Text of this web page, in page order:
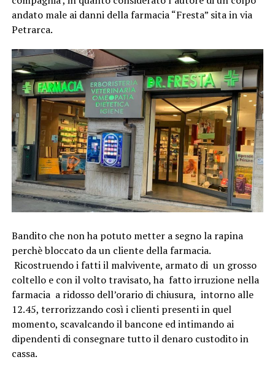
andato male ai danni della farmacia “Fresta” sita in via
Petrarca.
Bandito che non ha potuto metter a segno la rapina
perchè bloccato da un cliente della farmacia.
Ricostruendo i fatti il malvivente, armato di un grosso
coltello e con il volto travisato, ha fatto irruzione nella
farmacia a ridosso dell’orario di chiusura, intorno alle
12.45, terrorizzando così i clienti presenti in quel
momento, scavalcando il bancone ed intimando ai
dipendenti di consegnare tutto il denaro custodito in
cassa.